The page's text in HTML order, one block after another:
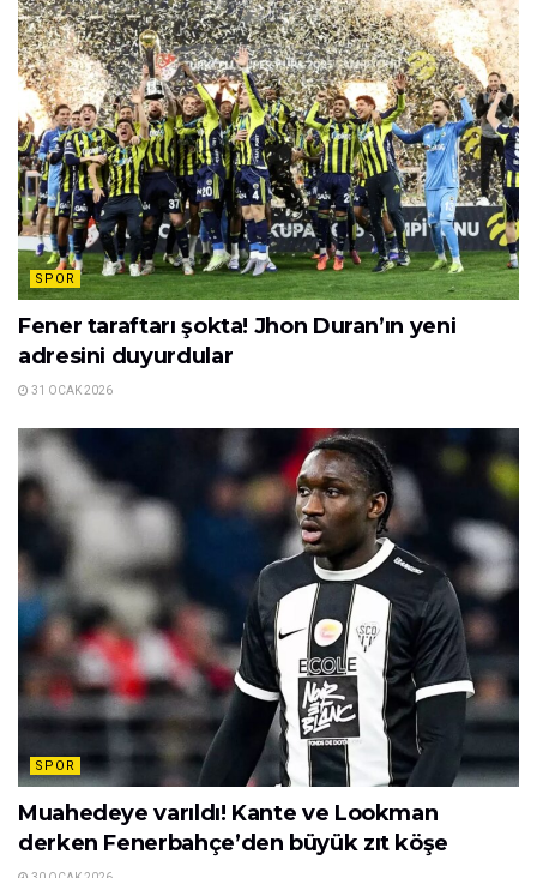
SPOR
Fener taraftarı şokta! Jhon Duran’ın yeni
adresini duyurdular
31 OCAK 2026
SPOR
Muahedeye varıldı! Kante ve Lookman
derken Fenerbahçe’den büyük zıt köşe